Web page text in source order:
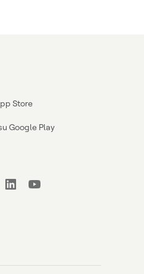
Store
Google Play